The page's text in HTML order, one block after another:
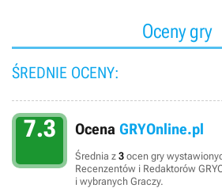
Oceny gry
ŚREDNIE OCENY:
7.3 Ocena GRYOnline.pl
Średnia z 3 ocen gry
Recenzentów i Redaktorów
i wybranych Graczy.